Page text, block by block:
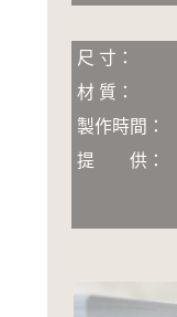
尺 寸：
材 質：
製作時間：
提 供：